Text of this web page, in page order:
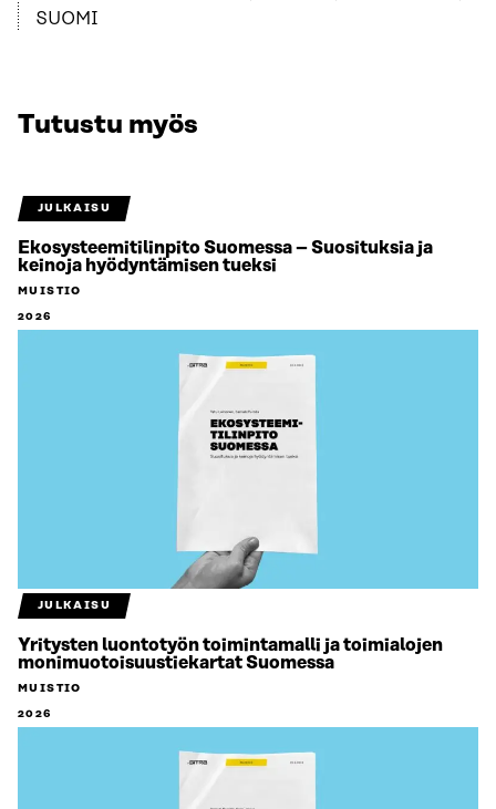
SUOMI
Tutustu myös
JULKAISU
Ekosysteemitilinpito Suomessa – Suosituksia ja
keinoja hyödyntämisen tueksi
MUISTIO
2026
JULKAISU
Yritysten luontotyön toimintamalli ja toimialojen
monimuotoisuustiekartat Suomessa
MUISTIO
2026